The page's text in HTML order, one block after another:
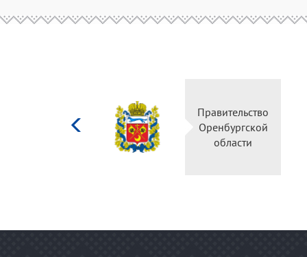
Правительство
Оренбургской
области